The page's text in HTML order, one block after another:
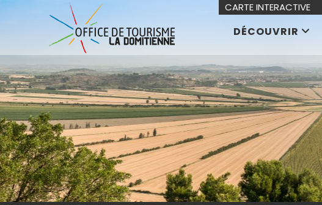
DÉCOUVRIR
CARTE INTERACTIVE